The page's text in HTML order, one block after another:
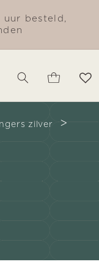
uur besteld,
Winkelwagen
zilver >